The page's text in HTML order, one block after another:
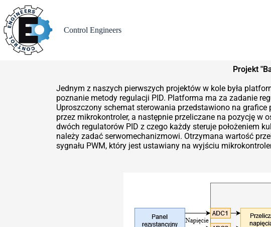
Control Engineers
Projekt
Jednym z naszych pierwszych projektów w kole była
poznanie metody regulacji PID. Platforma ma za zadanie
Uproszczony schemat sterowania przedstawiono na
przez mikrokontroler, a następnie przeliczane na pozycję w
dwóch regulatorów PID z czego każdy steruje położeniem
należy zadać serwomechanizmowi. Otrzymana wartość
sygnału PWM, który jest ustawiany na wyjściu